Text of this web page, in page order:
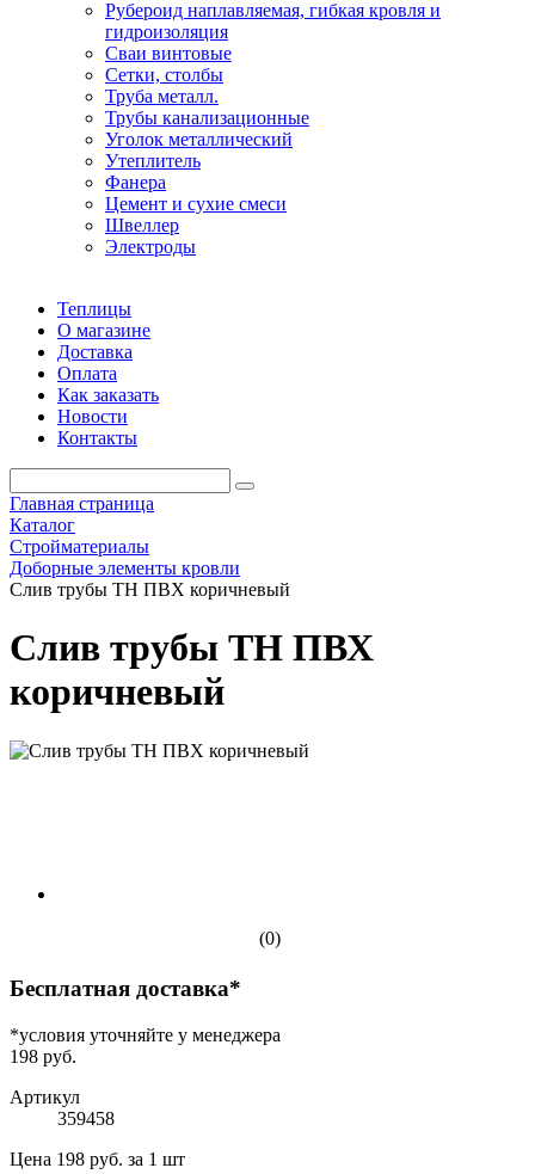
Рубероид наплавляемая, гибкая кровля и
гидроизоляция
Сваи винтовые
Сетки, столбы
Труба металл.
Трубы канализационные
Уголок металлический
Утеплитель
Фанера
Цемент и сухие смеси
Швеллер
Электроды
Теплицы
О магазине
Доставка
Оплата
Как заказать
Новости
Контакты
Главная страница
Каталог
Стройматериалы
Доборные элементы кровли
Слив трубы ТН ПВХ коричневый
Слив трубы ТН ПВХ
коричневый
(0)
Бесплатная доставка*
*условия уточняйте у менеджера
198 руб.
Артикул
359458
Цена 198 руб. за 1 шт